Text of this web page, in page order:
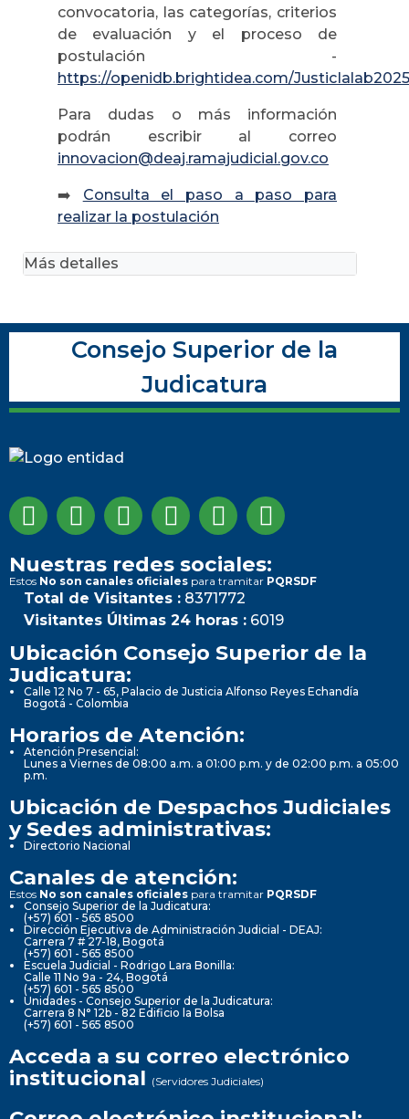
convocatoria, las categorías, criterios
de evaluación y el proceso de
postulación -
https://openidb.brightidea.com/JusticIalab2025
Para dudas o más información
podrán escribir al correo
innovacion@deaj.ramajudicial.gov.co
➡️ Consulta el paso a paso para
realizar la postulación
Más detalles
Consejo Superior de la
Judicatura
Nuestras redes sociales:
Estos No son canales oficiales para tramitar PQRSDF
Total de Visitantes : 8371772
Visitantes Últimas 24 horas : 6019
Ubicación Consejo Superior de la
Judicatura:
Calle 12 No 7 - 65, Palacio de Justicia Alfonso Reyes Echandía
Bogotá - Colombia
Horarios de Atención:
Atención Presencial:
Lunes a Viernes de 08:00 a.m. a 01:00 p.m. y de 02:00 p.m. a 05:00
p.m.
Ubicación de Despachos Judiciales
y Sedes administrativas:
Directorio Nacional
Canales de atención:
Estos No son canales oficiales para tramitar PQRSDF
Consejo Superior de la Judicatura:
(+57) 601 - 565 8500
Dirección Ejecutiva de Administración Judicial - DEAJ:
Carrera 7 # 27-18, Bogotá
(+57) 601 - 565 8500
Escuela Judicial - Rodrigo Lara Bonilla:
Calle 11 No 9a - 24, Bogotá
(+57) 601 - 565 8500
Unidades - Consejo Superior de la Judicatura:
Carrera 8 N° 12b - 82 Edificio la Bolsa
(+57) 601 - 565 8500
Acceda a su correo electrónico
institucional (Servidores Judiciales)